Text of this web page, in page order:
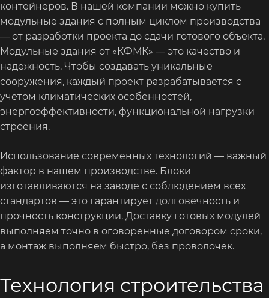
контейнеров. В нашей компании можно купить
модульные здания с полным циклом производства
— от разработки проекта до сдачи готового объекта.
Модульные здания от «КФМК» — это качество и
надежность. Чтобы создавать уникальные
сооружения, каждый проект разрабатывается с
учетом климатических особенностей,
энергоэффективности, функциональной нагрузки
строения.
Использование современных технологий — важный
фактор в нашем производстве. Блоки
изготавливаются на заводе с соблюдением всех
стандартов — это гарантирует долговечность и
прочность конструкции. Доставку готовых модулей
выполняем точно в оговоренные договором сроки,
а монтаж выполняем быстро, без проволочек.
Технология строительства